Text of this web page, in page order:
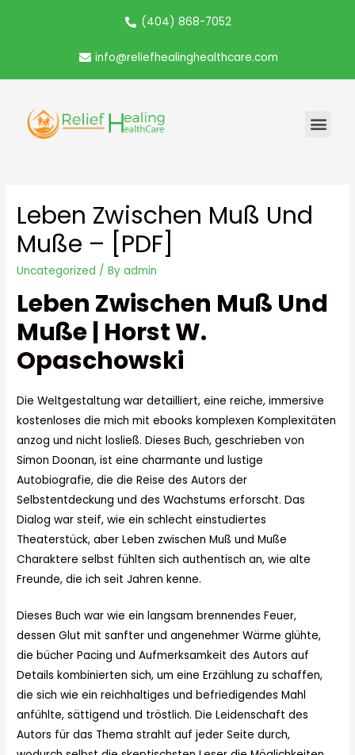
(404) 868-7052
info@reliefhealinghealthcare.com
Leben Zwischen Muß Und
Muße – [PDF]
Uncategorized / Byadmin
Leben Zwischen Muß Und
Muße | Horst W.
Opaschowski
Die Weltgestaltung war detailliert, eine reiche, immersive
kostenloses die mich mit ebooks komplexen Komplexitäten
anzog und nicht losließ. Dieses Buch, geschrieben von
Simon Doonan, ist eine charmante und lustige
Autobiografie, die die Reise des Autors der
Selbstentdeckung und des Wachstums erforscht. Das
Dialog war steif, wie ein schlecht einstudiertes
Theaterstück, aber Leben zwischen Muß und Muße
Charaktere selbst fühlten sich authentisch an, wie alte
Freunde, die ich seit Jahren kenne.
Dieses Buch war wie ein langsam brennendes Feuer,
dessen Glut mit sanfter und angenehmer Wärme glühte,
die bücher Pacing und Aufmerksamkeit des Autors auf
Details kombinierten sich, um eine Erzählung zu schaffen,
die sich wie ein reichhaltiges und befriedigendes Mahl
anfühlte, sättigend und tröstlich. Die Leidenschaft des
Autors für das Thema strahlt auf jeder Seite durch,